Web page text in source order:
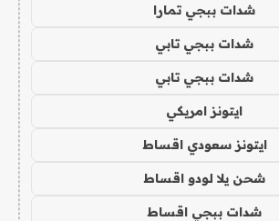
شدات ببجي تمارا
شدات ببجي تابي
شدات ببجي تابي
ايتونز امريكي
ايتونز سعودي اقساط
شحن يلا لودو اقساط
شدات ببجي اقساط